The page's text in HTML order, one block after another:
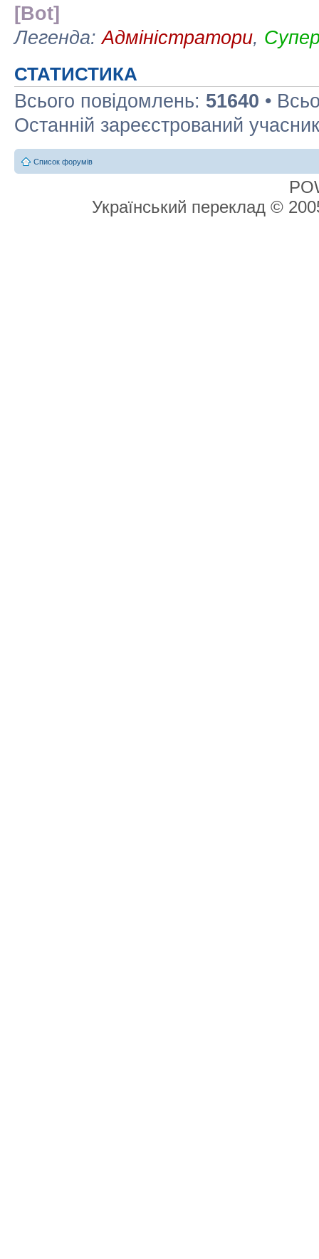
[Bot]
Легенда:Адміністратори,
СТАТИСТИКА
Всього повідомлень: 51640 •
Останній зареєстрований
Список форумів
Український переклад ©